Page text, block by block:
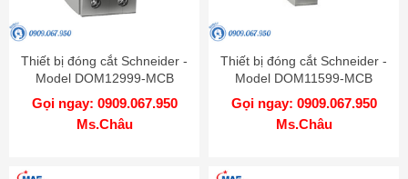
Thiết bị đóng cắt Schneider -
Model DOM12999-MCB
Gọi ngay: 0909.067.950
Ms.Châu
Thiết bị đóng cắt Schneider -
Model DOM11599-MCB
Gọi ngay: 0909.067.950
Ms.Châu